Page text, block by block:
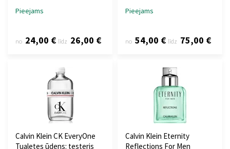
Pieejams
no 24,00 € līdz 26,00 €
Pieejams
no 54,00 € līdz 75,00 €
Calvin Klein CK EveryOne
Tualetes ūdens: testeris
Calvin Klein Eternity
Reflections For Men